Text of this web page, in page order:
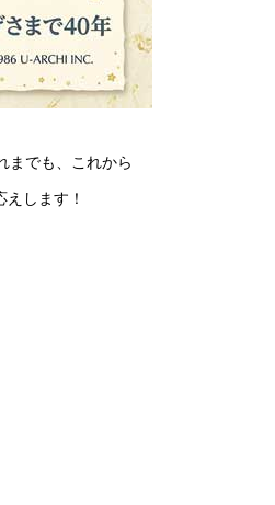
までも、これから
します！